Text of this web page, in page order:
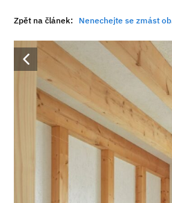
Zpět na článek: Nenechejte se zmást obyčejným vzhledem! Jednoduchý bungalov v Dobříši ukrývá ohromující interiér